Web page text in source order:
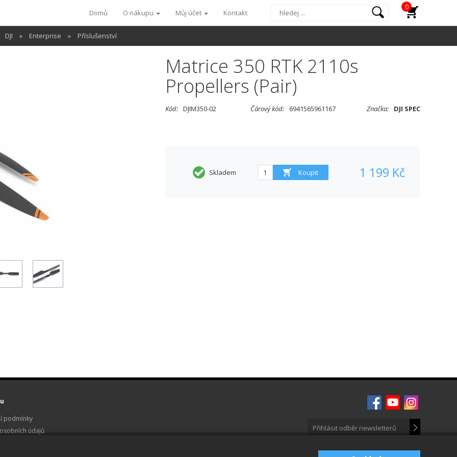
0
Domů O nákupu Můj účet Kontakt
DJI » Enterprise » Příslušenství
Matrice 350 RTK 2110s
Propellers (Pair)
Kód: DJIM350-02 Čárový kód: 6941565961167 Značka: DJI SPEC
Skladem 1 199 Kč
podmínky
údajů